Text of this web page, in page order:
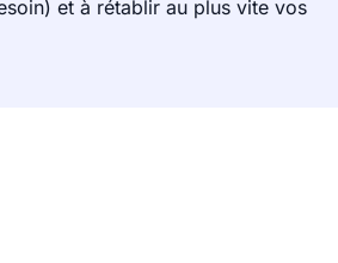
et à rétablir au plus vite vos